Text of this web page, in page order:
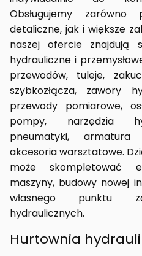
Obsługujemy zarówno
detaliczne, jak i większe
naszej ofercie znajdują
hydrauliczne i
przewodów, tuleje,
szybkozłącza, zawory
przewody pomiarowe,
pompy, narzędzia
pneumatyki,
akcesoria warsztatowe.
może skompletować
maszyny, budowy nowej
własnego punktu
hydraulicznych.
Hurtownia